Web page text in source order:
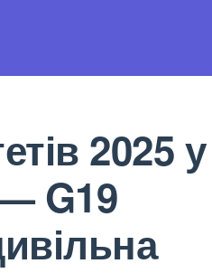
2025 у
G19